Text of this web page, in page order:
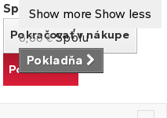
Show more Show less
0,00 € Spolu
Pokladňa
Spolu
Pokračovať v nákupe
Pokračovať